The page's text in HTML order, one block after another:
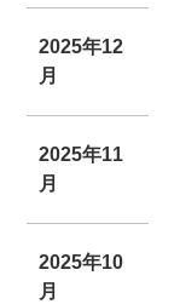
2025年12
月
2025年11
月
2025年10
月